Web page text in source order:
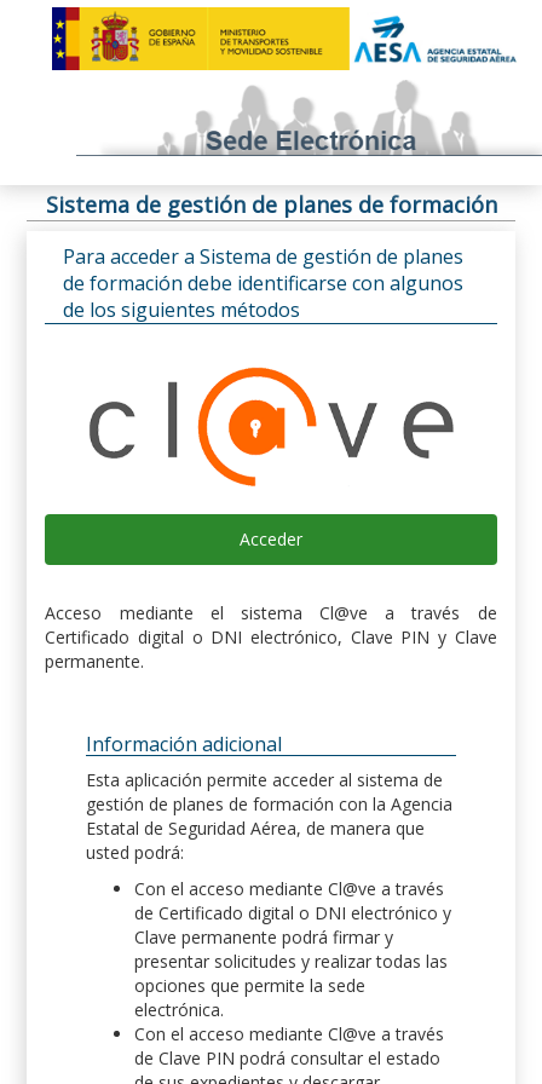
Sistema de gestión de planes de formación
Para acceder a Sistema de gestión de planes
de formación debe identificarse con algunos
de los siguientes métodos
Acceder
Acceso mediante el sistema Cl@ve a través de
Certificado digital o DNI electrónico, Clave PIN y Clave
permanente.
Información adicional
Esta aplicación permite acceder al sistema de
gestión de planes de formación con la Agencia
Estatal de Seguridad Aérea, de manera que
usted podrá:
Con el acceso mediante Cl@ve a través
de Certificado digital o DNI electrónico y
Clave permanente podrá firmar y
presentar solicitudes y realizar todas las
opciones que permite la sede
electrónica.
Con el acceso mediante Cl@ve a través
de Clave PIN podrá consultar el estado